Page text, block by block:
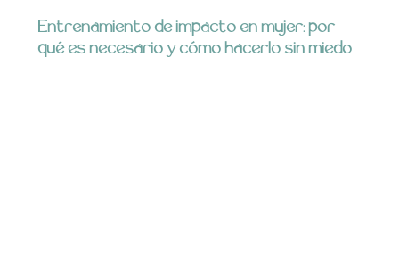
Entrenamiento de impacto en mujer: por
qué es necesario y cómo hacerlo sin miedo